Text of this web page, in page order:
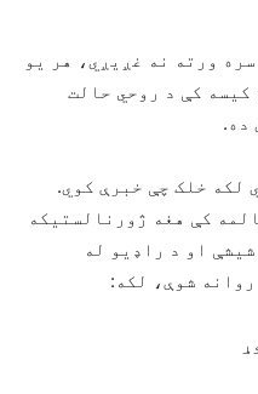
ورته نه غږیږي، هر یو
کیسه کې د روحي حالت
ده.
لکه خلک چې خبرې کوي.
کې هغه ژورنالستیکه
او د راډیو له
شوې، لکه: